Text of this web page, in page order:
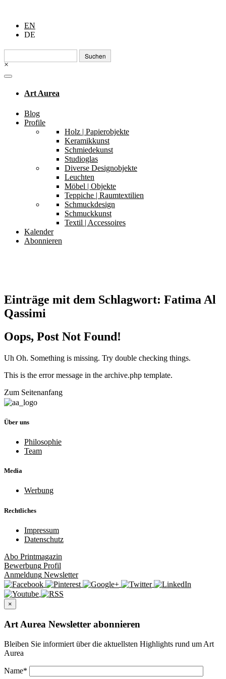
EN
DE
Suchen
nach:
×
Art Aurea
Blog
Profile
Holz | Papierobjekte
Keramikkunst
Schmiedekunst
Studioglas
Diverse Designobjekte
Leuchten
Möbel | Objekte
Teppiche | Raumtextilien
Schmuckdesign
Schmuckkunst
Textil | Accessoires
Kalender
Abonnieren
Einträge mit dem Schlagwort: Fatima Al
Qassimi
Oops, Post Not Found!
Uh Oh. Something is missing. Try double checking things.
This is the error message in the archive.php template.
Zum Seitenanfang
Über uns
Philosophie
Team
Media
Werbung
Rechtliches
Impressum
Datenschutz
Abo Printmagazin
Bewerbung Profil
Anmeldung Newsletter
×
Art Aurea Newsletter abonnieren
Bleiben Sie informiert über die aktuellsten Highlights rund um Art
Aurea
Name*